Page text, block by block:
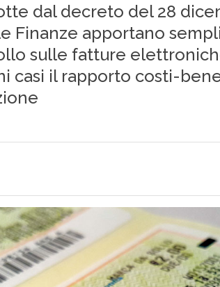
dal decreto del 28
Finanze apportano
sulle fatture
casi il rapporto costi-